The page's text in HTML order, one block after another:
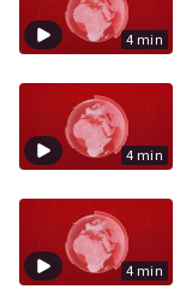
4 min
4 min
4 min